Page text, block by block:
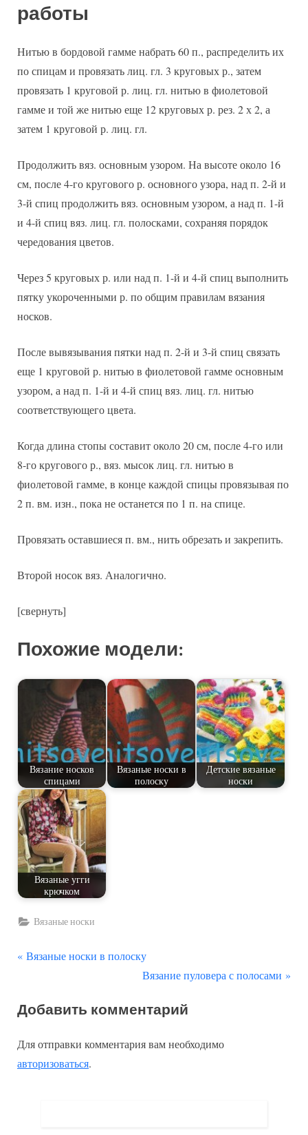
работы
Нитью в бордовой гамме набрать 60 п., распределить их
по спицам и провязать лиц. гл. 3 круговых р., затем
провязать 1 круговой р. лиц. гл. нитью в фиолетовой
гамме и той же нитью еще 12 круговых р. рез. 2 х 2, а
затем 1 круговой р. лиц. гл.
Продолжить вяз. основным узором. На высоте около 16
см, после 4-го кругового р. основного узора, над п. 2-й и
3-й спиц продолжить вяз. основным узором, а над п. 1-й
и 4-й спиц вяз. лиц. гл. полосками, сохраняя порядок
чередования цветов.
Через 5 круговых р. или над п. 1-й и 4-й спиц выполнить
пятку укороченными р. по общим правилам вязания
носков.
После вывязывания пятки над п. 2-й и 3-й спиц связать
еще 1 круговой р. нитью в фиолетовой гамме основным
узором, а над п. 1-й и 4-й спиц вяз. лиц. гл. нитью
соответствующего цвета.
Когда длина стопы составит около 20 см, после 4-го или
8-го кругового р., вяз. мысок лиц. гл. нитью в
фиолетовой гамме, в конце каждой спицы провязывая по
2 п. вм. изн., пока не останется по 1 п. на спице.
Провязать оставшиеся п. вм., нить обрезать и закрепить.
Второй носок вяз. Аналогично.
[свернуть]
Похожие модели:
Вязание носков
спицами
Вязаные носки в
полоску
Детские вязаные
носки
Вязаные угги
крючком
Вязаные носки
Навигация
записям
П
д
д
у
Вязаные носки в полоску
С
е
у
Вязание пуловера с полосами
Добавить комментарий
Для отправки комментария вам необходимо
авторизоваться.